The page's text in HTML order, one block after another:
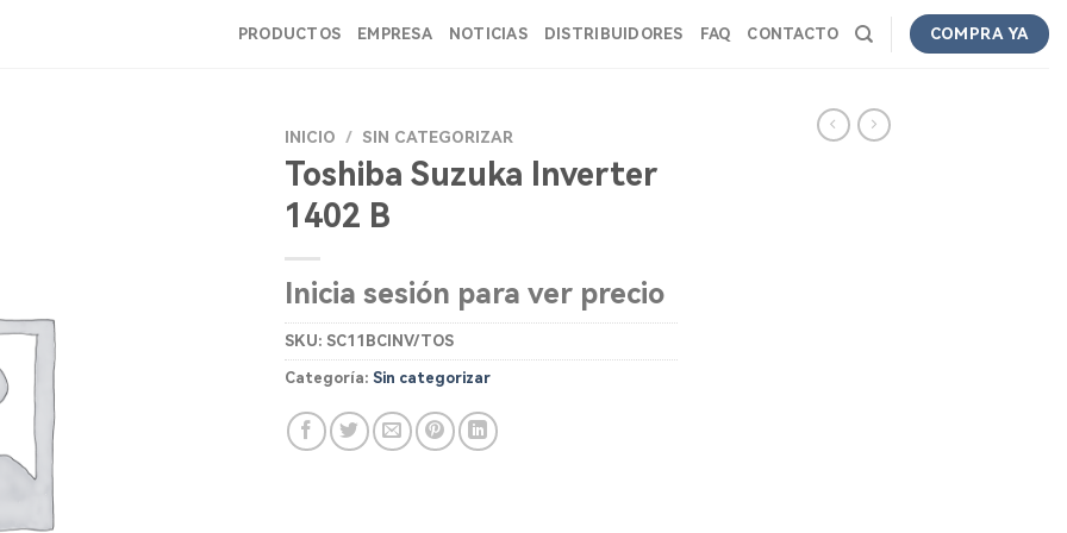
PRODUCTOS EMPRESA NOTICIAS DISTRIBUIDORES FAQ CONTACTO COMPRA YA
INICIO / SIN CATEGORIZAR
Toshiba Suzuka Inverter
1402 B
Inicia sesión para ver precio
SKU: SC11BCINV/TOS
Categoría: Sin categorizar